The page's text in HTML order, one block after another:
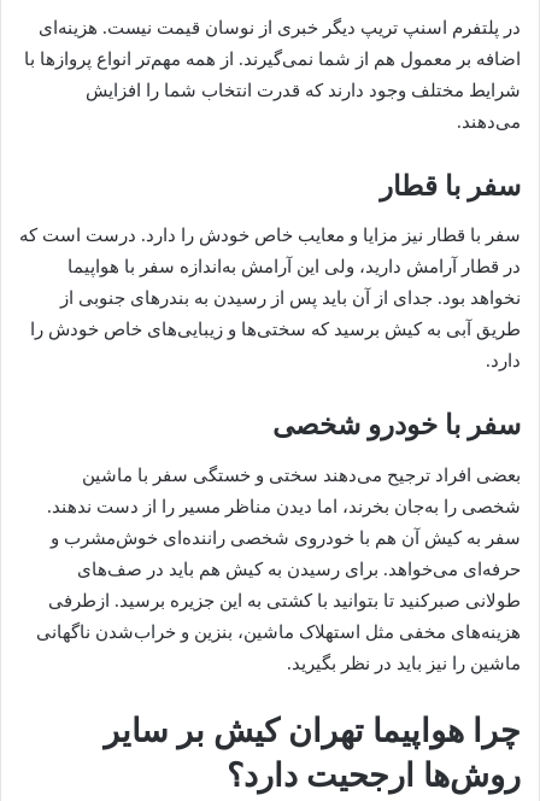
در پلتفرم اسنپ تریپ دیگر خبری از نوسان قیمت نیست. هزینه‌ای
اضافه بر معمول هم از شما نمی‌گیرند. از همه مهم‌تر انواع پروازها با
شرایط مختلف وجود دارند که قدرت انتخاب شما را افزایش
می‌دهند.
سفر با قطار
سفر با قطار نیز مزایا و معایب خاص خودش را دارد. درست است که
در قطار آرامش دارید، ولی این آرامش به‌اندازه سفر با هواپیما
نخواهد بود. جدای از آن باید پس از رسیدن به بندرهای جنوبی از
طریق آبی به کیش برسید که سختی‌ها و زیبایی‌های خاص خودش را
دارد.
سفر با خودرو شخصی
بعضی افراد ترجیح می‌دهند سختی و خستگی سفر با ماشین
شخصی را به‌جان بخرند، اما دیدن مناظر مسیر را از دست ندهند.
سفر به کیش آن‌ هم با خودروی شخصی راننده‌ای خوش‌مشرب و
حرفه‌ای می‌خواهد. برای رسیدن به کیش هم باید در صف‌های
طولانی صبرکنید تا بتوانید با کشتی به این جزیره برسید. ازطرفی
هزینه‌های مخفی مثل استهلاک ماشین، بنزین و خراب‌شدن ناگهانی
ماشین را نیز باید در نظر بگیرید.
چرا هواپیما تهران کیش بر سایر
روش‌ها ارجحیت دارد؟